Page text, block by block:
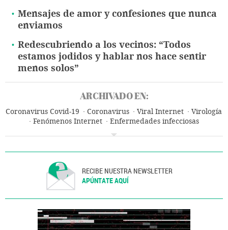
Mensajes de amor y confesiones que nunca
enviamos
Redescubriendo a los vecinos: “Todos
estamos jodidos y hablar nos hace sentir
menos solos”
ARCHIVADO EN:
Coronavirus Covid-19 Coronavirus Viral Internet
Virología
Fenómenos Internet
Enfermedades infecciosas
Enfermedades
Ciencias naturales
Ciencia
RECIBE NUESTRA NEWSLETTER
APÚNTATE AQUÍ